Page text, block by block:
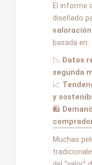
El informe
diseñado
basada en:
📉 Datos
segunda
📈
y
🛍️
Muchas